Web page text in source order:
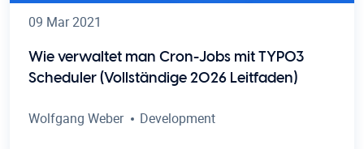
09 Mar 2021
Wie verwaltet man Cron-Jobs mit TYPO3
Scheduler (Vollständige 2026 Leitfaden)
Wolfgang Weber Development